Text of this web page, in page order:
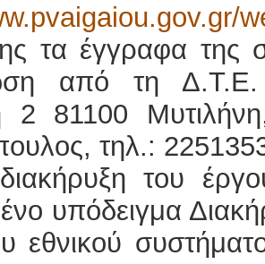
έγγραφα της
από τη
2 81100
τηλ.:
του έργου
υπόδειγμα
εθνικού